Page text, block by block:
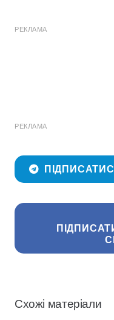
РЕКЛАМА
РЕКЛАМА
Схожі матеріали